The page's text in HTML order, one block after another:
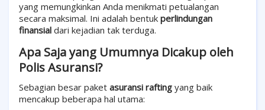
yang memungkinkan Anda menikmati petualangan
secara maksimal. Ini adalah bentuk perlindungan
finansial dari kejadian tak terduga.
Apa Saja yang Umumnya Dicakup oleh
Polis Asuransi?
Sebagian besar paket asuransi rafting yang baik
mencakup beberapa hal utama: